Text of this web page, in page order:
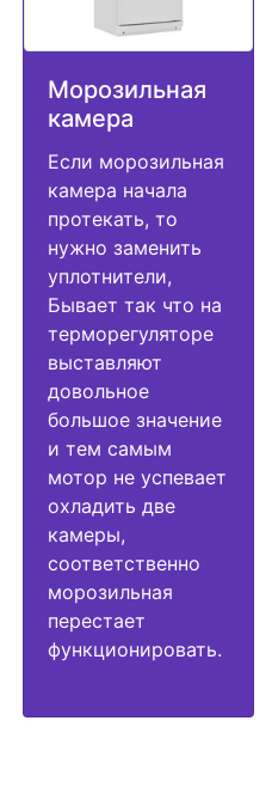
Морозильная
камера
Если морозильная
камера начала
протекать, то
нужно заменить
уплотнители,
Бывает так что на
терморегуляторе
выставляют
довольное
большое значение
и тем самым
мотор не успевает
охладить две
камеры,
соответственно
морозильная
перестает
функционировать.